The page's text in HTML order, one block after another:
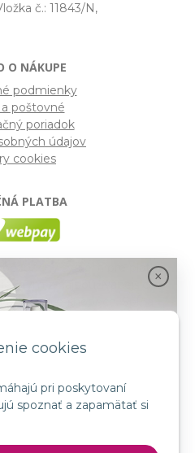
cookies
pri poskytovaní
spoznať a zapamätať si
č.: 11843/N,
O NÁKUPE
podmienky
poštovné
poriadok
údajov
cookies
PLATBA
bezpečný systém pre platby
z najpoužívanejších
e-shopoch. Spĺňa
NÁS
pre krásu
s novou kozmetikou